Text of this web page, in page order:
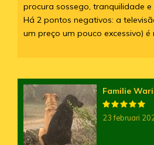
procura sossego, tranquilidade
Há 2 pontos negativos: a
um preço um pouco excessivo) é
Familie
23 februari